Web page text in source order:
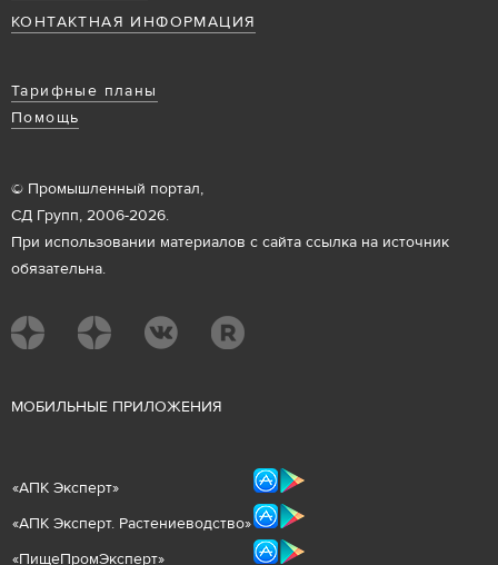
КОНТАКТНАЯ ИНФОРМАЦИЯ
Тарифные планы
Помощь
© Промышленный портал,
СД Групп, 2006-2026.
При использовании материалов с сайта ссылка на источник
обязательна.
МОБИЛЬНЫЕ ПРИЛОЖЕНИЯ
«АПК Эксперт»
«АПК Эксперт. Растениеводство»
«ПищеПромЭксперт»